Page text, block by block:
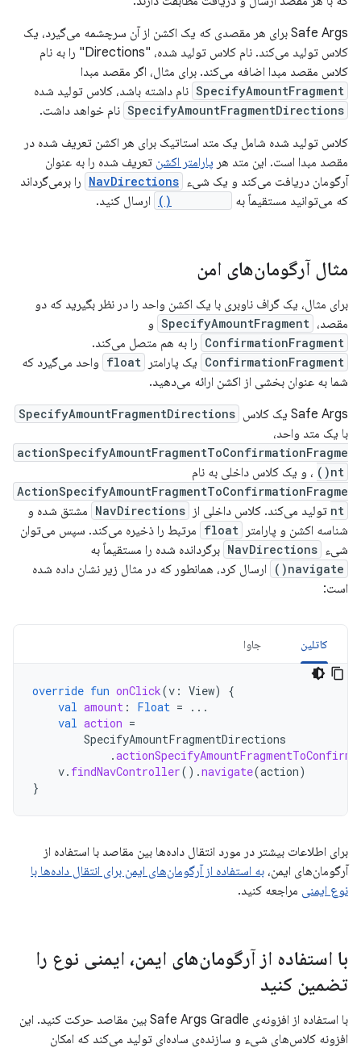
Safe Args برای هر مقصدی که یک اکشن از آن سرچشمه می‌گیرد، یک
کلاس تولید می‌کند. نام کلاس تولید شده، "Directions" را به نام
کلاس مقصد مبدا اضافه می‌کند. برای مثال، اگر مقصد مبدا
SpecifyAmountFragment نام داشته باشد، کلاس تولید شده
SpecifyAmountFragmentDirections نام خواهد داشت.
کلاس تولید شده شامل یک متد استاتیک برای هر اکشن تعریف شده در
مقصد مبدا است. این متد هر پارامتر اکشن تعریف شده را به عنوان
آرگومان دریافت می‌کند و یک شیء NavDirections را برمی‌گرداند
که می‌توانید مستقیماً به
ارسال کنید.
مثال آرگومان‌های امن
برای مثال، یک گراف ناوبری با یک اکشن واحد را در نظر بگیرید که دو
مقصد، SpecifyAmountFragment و
ConfirmationFragment را به هم متصل می‌کند.
ConfirmationFragment یک پارامتر float واحد می‌گیرد که
شما به عنوان بخشی از اکشن ارائه می‌دهید.
Safe Args یک کلاس
SpecifyAmountFragmentDirections
با یک متد واحد،
actionSpecifyAmountFragmentToConfirmationFragme
nt()
، و یک کلاس داخلی به نام
ActionSpecifyAmountFragmentToConfirmationFragme
nt تولید می‌کند. کلاس داخلی از NavDirections مشتق شده و
شناسه اکشن و پارامتر
float مرتبط را ذخیره می‌کند. سپس می‌توان
شیء NavDirections برگردانده شده را مستقیماً به
navigate()
ارسال کرد، همانطور که در مثال زیر نشان داده شده
است:
کاتلین جاوا
override fun onClick(v : View)
{
val amount : Float =
...
val action =
SpecifyAmountFragmentDirections
.
v. findNavController().navigate(action)
}
برای اطلاعات بیشتر در مورد انتقال داده‌ها بین مقاصد با استفاده از
آرگومان‌های ایمن، به استفاده از آرگومان‌های ایمن برای انتقال داده‌ها با
نوع ایمنی مراجعه کنید.
با استفاده از آرگومان‌های ایمن، ایمنی نوع را
تضمین کنید
با استفاده از افزونه‌ی Safe Args Gradle بین مقاصد حرکت کنید. این
افزونه کلاس‌های شیء و سازنده‌ی ساده‌ای تولید می‌کند که امکان